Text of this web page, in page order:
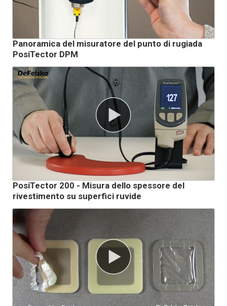
Panoramica del misuratore del punto di rugiada
PosiTector DPM
PosiTector 200 - Misura dello spessore del
rivestimento su superfici ruvide